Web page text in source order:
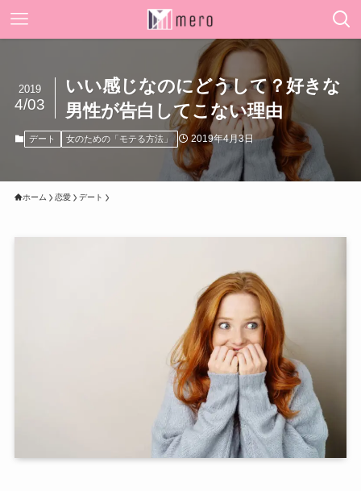
いい感じなのにどうして？好きな
男性が告白してこない理由
2019
4/03
デート 女のための「モテる方法」 2019年4月3日
ホーム 恋愛 デート